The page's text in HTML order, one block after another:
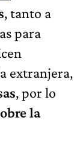
, tanto a
para
extranjera,
, por lo
la